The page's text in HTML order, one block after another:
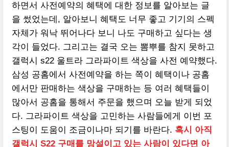
하면서 사전예약의 혜택에 대한 정보를 알아보는 글
을 썼었는데, 알아보니 혜택도 너무 좋고 기기의 스펙
자체가 워낙 뛰어나다 보니 나도 구매하고 싶다는 생
각이 들었다. 그리고는 결국 오는 뽐뿌를 참지 못하고
갤럭시 s22 울트라 그라파이트 색상을 사전 예약했다.
삼성 공홈에서 사전예약을 하는 쪽이 혜택이나 공홈
에서만 판매하는 색상을 구매하는 등 여러 혜택들이
많아서 공홈을 통해서 주문을 했으며 오늘 받게 되었
다. 그라파이트 색상을 고민하는 사람들에게 이번 포
스팅이 도움이 조금이나마 되기를 바란다. 혹시 아직
갤럭시 S22 구매를 망설이고 있는 사람이 있다면 아